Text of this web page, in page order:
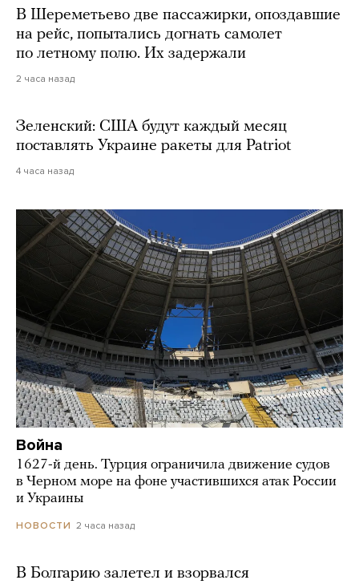
В Шереметьево две пассажирки, опоздавшие
на рейс, попытались догнать самолет
по летному полю. Их задержали
2 часа назад
Зеленский: США будут каждый месяц
поставлять Украине ракеты для Patriot
4 часа назад
Война
1627-й день. Турция ограничила движение судов
в Черном море на фоне участившихся атак России
и Украины
НОВОСТИ 2 часа назад
В Болгарию залетел и взорвался